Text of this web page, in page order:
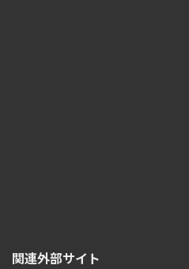
関連外部サイト